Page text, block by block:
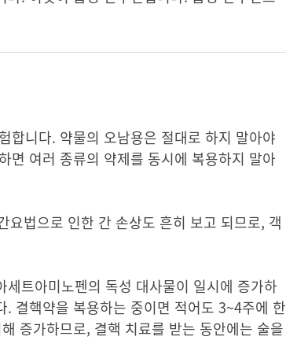
합니다. 약물의 오남용은 절대로 하지 말아야
면 여러 종류의 약제를 동시에 복용하지 말아
법으로 인한 간 손상도 흔히 보고 되므로, 객
트아미노펜의 독성 대사물이 일시에 증가하
결핵약을 복용하는 중이면 적어도 3~4주에 한
증가하므로, 결핵 치료를 받는 동안에는 술을